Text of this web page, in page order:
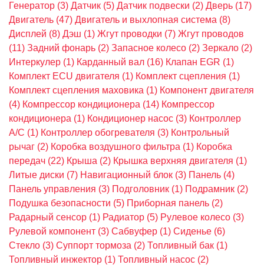
Генератор (3) Датчик (5) Датчик подвески (2) Дверь (17)
Двигатель (47) Двигатель и выхлопная система (8)
Дисплей (8) Дэш (1) Жгут проводки (7) Жгут проводов
(11) Задний фонарь (2) Запасное колесо (2) Зеркало (2)
Интеркулер (1) Карданный вал (16) Клапан EGR (1)
Комплект ECU двигателя (1) Комплект сцепления (1)
Комплект сцепления маховика (1) Компонент двигателя
(4) Компрессор кондиционера (14) Компрессор
кондиционера (1) Кондиционер насос (3) Контроллер
A/C (1) Контроллер обогревателя (3) Контрольный
рычаг (2) Коробка воздушного фильтра (1) Коробка
передач (22) Крыша (2) Крышка верхняя двигателя (1)
Литые диски (7) Навигационный блок (3) Панель (4)
Панель управления (3) Подголовник (1) Подрамник (2)
Подушка безопасности (5) Приборная панель (2)
Радарный сенсор (1) Радиатор (5) Рулевое колесо (3)
Рулевой компонент (3) Сабвуфер (1) Сиденье (6)
Стекло (3) Суппорт тормоза (2) Топливный бак (1)
Топливный инжектор (1) Топливный насос (2)